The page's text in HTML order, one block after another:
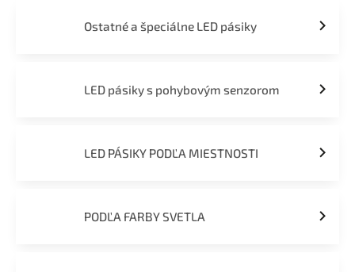
Ostatné a špeciálne LED pásiky
LED pásiky s pohybovým senzorom
LED PÁSIKY PODĽA MIESTNOSTI
PODĽA FARBY SVETLA